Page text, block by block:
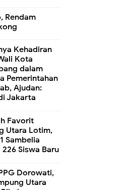
Rendam
Kehadiran
Kota
dalam
Pemerintahan
Ajudan:
Jakarta
Favorit
Utara Lotim,
Sambelia
Siswa Baru
Dorowati,
Utara